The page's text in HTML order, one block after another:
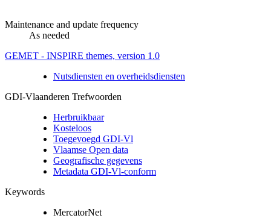
Maintenance and update frequency
As needed
GEMET - INSPIRE themes, version 1.0
Nutsdiensten en overheidsdiensten
GDI-Vlaanderen Trefwoorden
Herbruikbaar
Kosteloos
Toegevoegd GDI-Vl
Vlaamse Open data
Geografische gegevens
Metadata GDI-Vl-conform
Keywords
MercatorNet